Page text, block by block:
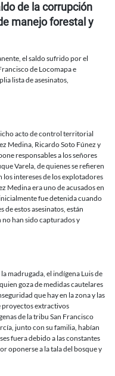
de la corrupción
manejo forestal y
el saldo sufrido por el
de Locomapa e
lista de asesinatos,
acto de control territorial
Medina, Ricardo Soto Fúnez y
responsables a los señores
Varela, de quienes se refieren
intereses de los explotadores
Medina era uno de acusados en
fue detenida cuando
de estos asesinatos, están
han sido capturados y
madrugada, el indígena Luis de
goza de medidas cautelares
que hay en la zona y las
proyectos extractivos
de la tribu San Francisco
junto con su familia, habían
fuera debido a las constantes
oponerse a la tala del bosque y